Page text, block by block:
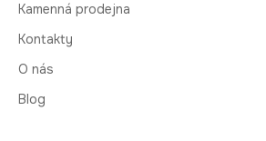
Kamenná prodejna
Kontakty
O nás
Blog